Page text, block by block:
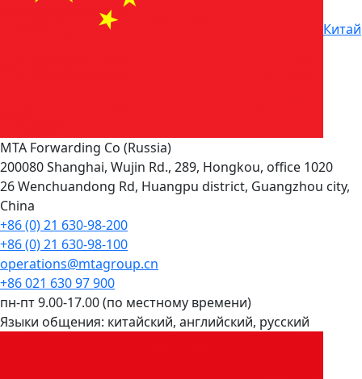
Китай
MTA Forwarding Co (Russia)
200080 Shanghai, Wujin Rd., 289, Hongkou, office 1020
26 Wenchuandong Rd, Huangpu district, Guangzhou city,
China
+86 (0) 21 630-98-200
+86 (0) 21 630-98-100
operations@mtagroup.cn
+86 021 630 97 900
пн-пт 9.00-17.00 (по местному времени)
Языки общения: китайский, английский, русский